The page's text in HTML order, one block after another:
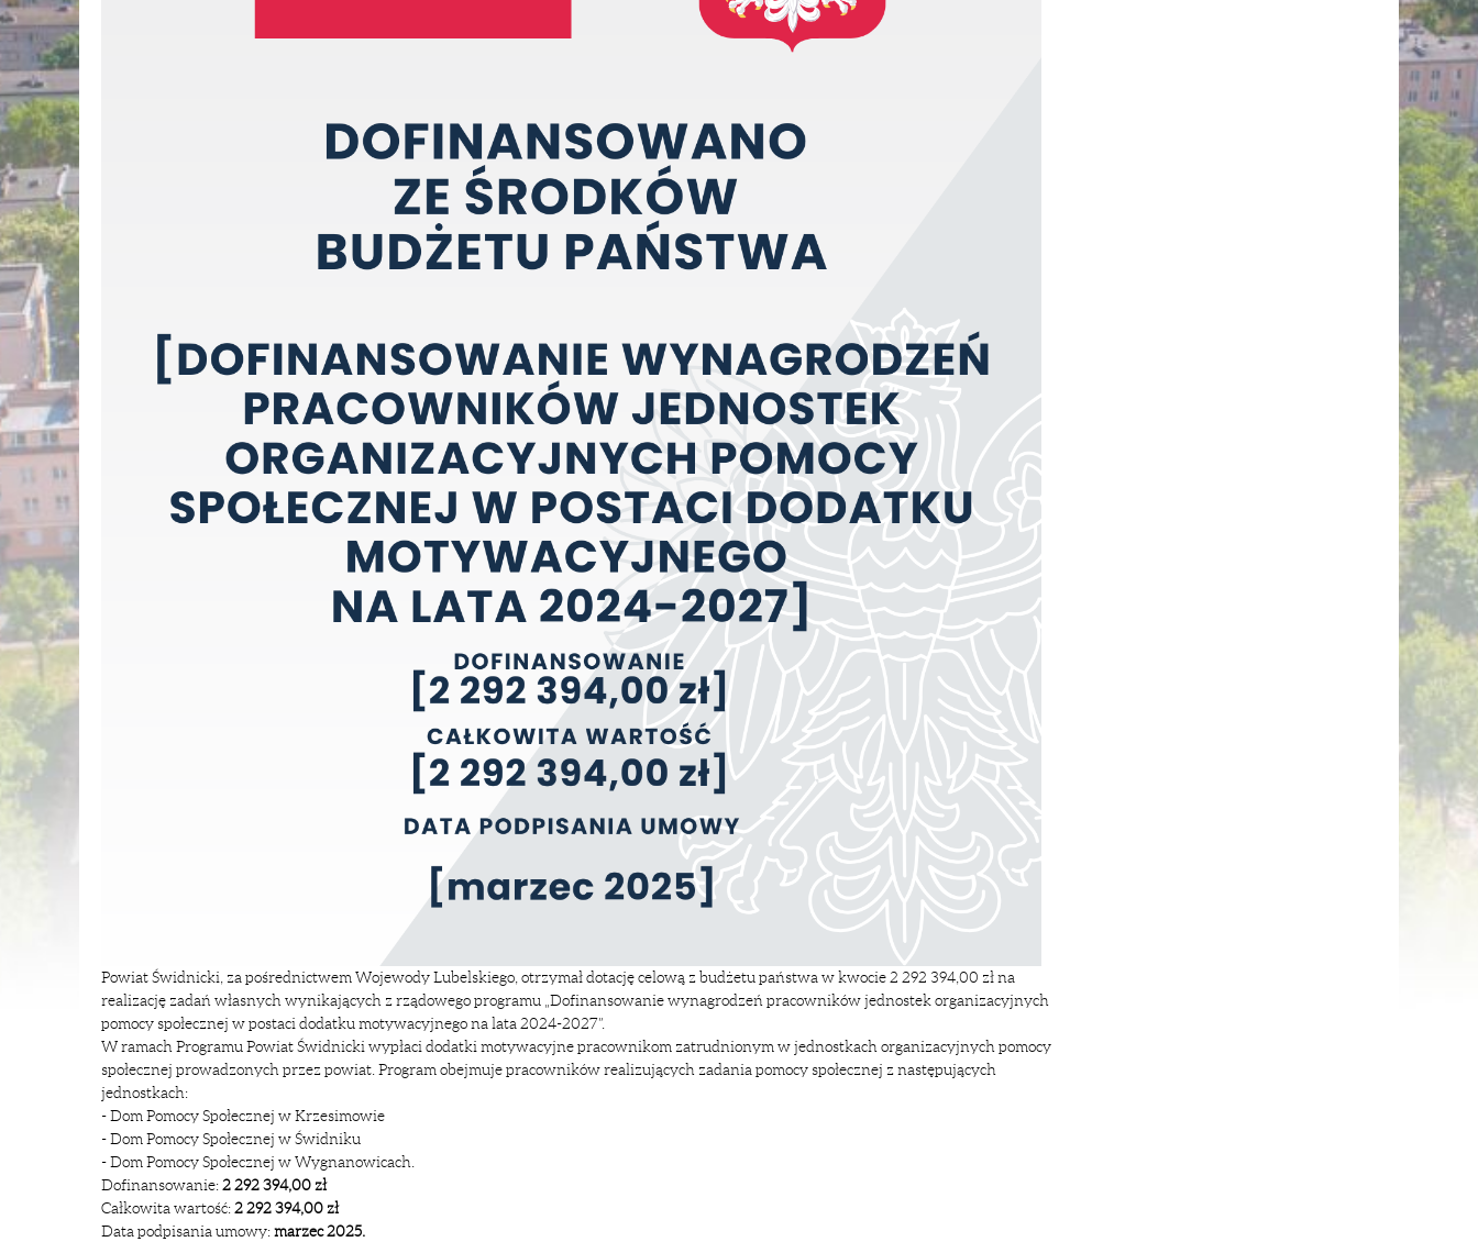
Powiat Świdnicki, za pośrednictwem Wojewody Lubelskiego, otrzymał dotację celową z budżetu państwa w kwocie 2 292 394,00 zł na
realizację zadań własnych wynikających z rządowego programu „Dofinansowanie wynagrodzeń pracowników jednostek organizacyjnych
pomocy społecznej w postaci dodatku motywacyjnego na lata 2024-2027”.
W ramach Programu Powiat Świdnicki wypłaci dodatki motywacyjne pracownikom zatrudnionym w jednostkach organizacyjnych pomocy
społecznej prowadzonych przez powiat. Program obejmuje pracowników realizujących zadania pomocy społecznej z następujących
jednostkach:
- Dom Pomocy Społecznej w Krzesimowie
- Dom Pomocy Społecznej w Świdniku
- Dom Pomocy Społecznej w Wygnanowicach.
Dofinansowanie:2 292 394,00 zł
Całkowita wartość:2 292 394,00 zł
Datapodpisania umowy:marzec 2025.